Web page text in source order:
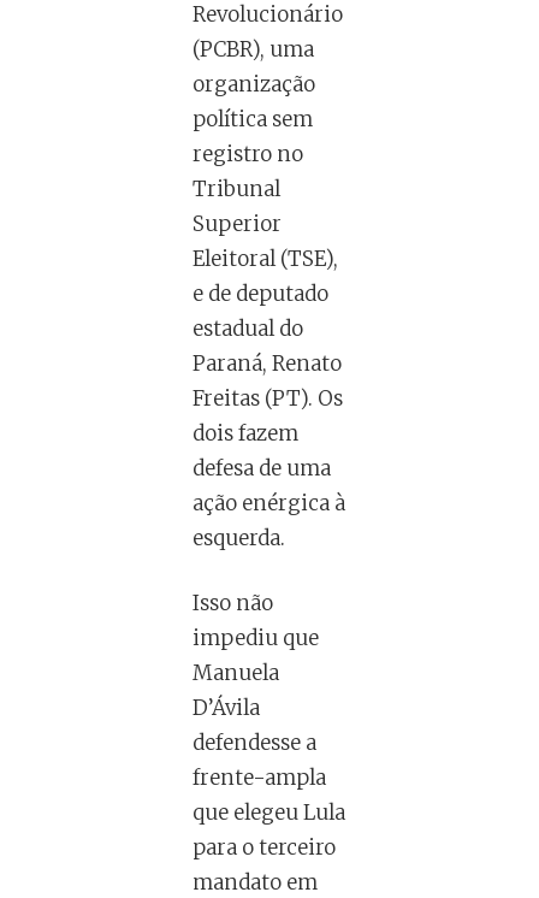
Revolucionário
(PCBR), uma
organização
política sem
registro no
Tribunal
Superior
Eleitoral (TSE),
e de deputado
estadual do
Paraná, Renato
Freitas (PT). Os
dois fazem
defesa de uma
ação enérgica à
esquerda.
Isso não
impediu que
Manuela
D’Ávila
defendesse a
frente-ampla
que elegeu Lula
para o terceiro
mandato em